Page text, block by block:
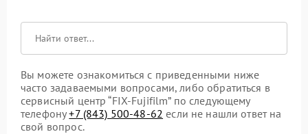
Вы можете ознакомиться с приведенными ниже
часто задаваемыми вопросами, либо обратиться в
сервисный центр “FIX-Fujifilm” по следующему
телефону+7 (843) 500-48-62 если не нашли ответ на
свой вопрос.